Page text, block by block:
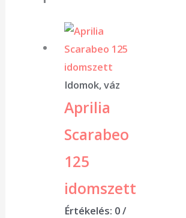
Idomok, váz
Aprilia
Scarabeo
125
idomszett
Értékelés: 0/